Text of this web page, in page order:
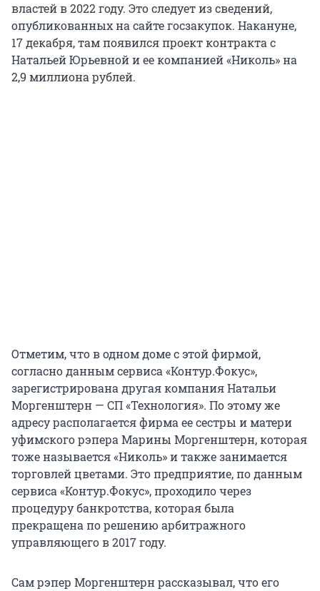
властей в 2022 году. Это следует из сведений,
опубликованных на сайте госзакупок. Накануне,
17 декабря, там появился проект контракта с
Натальей Юрьевной и ее компанией «Николь» на
2,9 миллиона рублей.
Отметим, что в одном доме с этой фирмой,
согласно данным сервиса «Контур.Фокус»,
зарегистрирована другая компания Натальи
Моргенштерн — СП «Технология». По этому же
адресу располагается фирма ее сестры и матери
уфимского рэпера Марины Моргенштерн, которая
тоже называется «Николь» и также занимается
торговлей цветами. Это предприятие, по данным
сервиса «Контур.Фокус», проходило через
процедуру банкротства, которая была
прекращена по решению арбитражного
управляющего в 2017 году.
Сам рэпер Моргенштерн рассказывал, что его